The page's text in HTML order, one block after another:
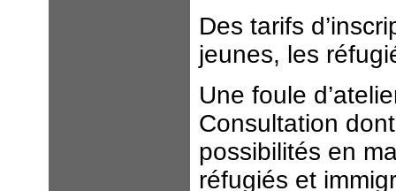
Des tarifs
jeunes, les
Une foule
Consultation
possibilités en
réfugiés et